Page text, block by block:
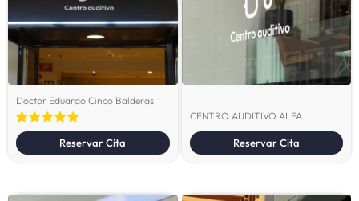
Doctor Eduardo Cinco Balderas
Reservar Cita
CENTRO AUDITIVO ALFA
Reservar Cita